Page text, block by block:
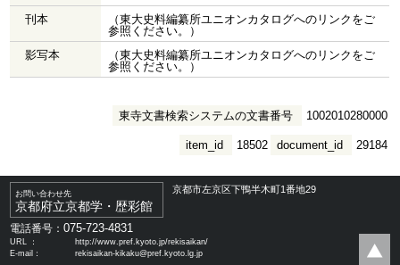
刊本
（東大史料編纂所ユニオンカタログへのリンクをご
参照ください。）
影写本
（東大史料編纂所ユニオンカタログへのリンクをご
参照ください。）
東寺文書検索システムの文書番号 1002010280000
document_id 29184
item_id 18502
お問い合わせ先
京都府立京都学・歴彩館
京都市左京区下鴨半木町1番地29
電話番号：075-723-4831
URL ：
http://www.pref.kyoto.jp/rekisaikan/
E-mail：
rekisaikan-kikaku@pref.kyoto.lg.jp